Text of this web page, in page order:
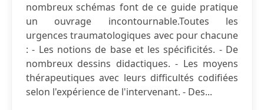
nombreux schémas font de ce guide pratique
un ouvrage incontournable.Toutes les
urgences traumatologiques avec pour chacune
: - Les notions de base et les spécificités. - De
nombreux dessins didactiques. - Les moyens
thérapeutiques avec leurs difficultés codifiées
selon l'expérience de l'intervenant. - Des...